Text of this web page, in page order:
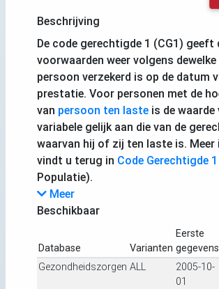
Beschrijving
De code gerechtigde 1 (CG1) geeft
voorwaarden weer volgens dewelke
persoon verzekerd is op de datum
prestatie. Voor personen met de
van persoon ten laste is de waarde
variabele gelijk aan die van de
waarvan hij of zij ten laste is.
vindt u terug in Code Gerechtigde 1
Populatie).
Meer
Beschikbaar
Database Varianten
Eerste
gegevens
Gezondheidszorgen ALL
2005-10-
01